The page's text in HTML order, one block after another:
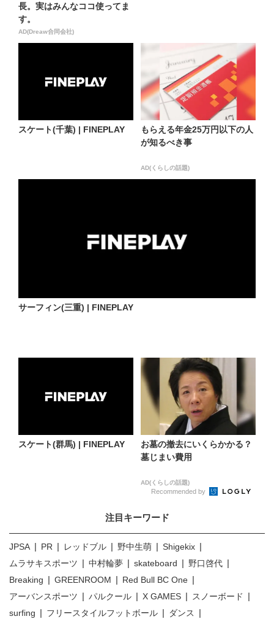
長。実はみんなココ使ってま
す。
AD(Dreaw合同会社)
スケート(千葉) | FINEPLAY
もらえる年金25万円以下の人
が知るべき事
AD(くらしの話題)
サーフィン(三重) | FINEPLAY
スケート(群馬) | FINEPLAY
お墓の撤去にいくらかかる？
墓じまい費用
AD(くらしの話題)
Recommended by
注目キーワード
JPSA PR レッドブル 野中生萌
Shigekix
ムラサキスポーツ
中村輪夢 skateboard
野口啓代
Breaking
GREENROOM
Red Bull BC One
アーバンスポーツ
パルクール X GAMES
スノーボード
surfing
フリースタイルフットボール
ダンス